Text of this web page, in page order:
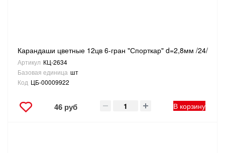
Карандаши цветные 12цв 6-гран "Спорткар" d=2,8мм /24/
Артикул КЦ-2634
Базовая единица шт
Код ЦБ-00009922
46 руб В корзину